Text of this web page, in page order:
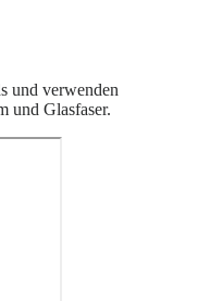
und verwenden
und Glasfaser.